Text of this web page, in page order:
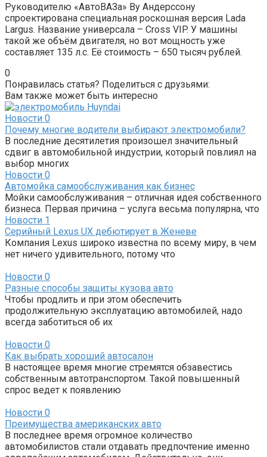
Руководителю «АвтоВАЗа» Ву Андерссону
спроектирована специальная роскошная версия Lada
Largus. Название универсала – Cross VIP. У машины
такой же объём двигателя, но вот мощность уже
составляет 135 л.с. Её стоимость – 650 тысяч рублей.
0
Понравилась статья? Поделиться с друзьями:
Вам также может быть интересно
Новости 0
Почему многие водители выбирают электромобили?
В последние десятилетия произошел значительный
сдвиг в автомобильной индустрии, который повлиял на
выбор многих
Новости 0
Автомойка самообслуживания как бизнес
Мойки самообслуживания – отличная идея собственного
бизнеса. Первая причина – услуга весьма популярна, что
Новости 1
Серийный Lexus UX дебютирует в Женеве
Компания Lexus широко известна по всему миру, в чем
нет ничего удивительного, потому что
Новости 0
Разные способы защиты кузова авто
Чтобы продлить и при этом обеспечить
продолжительную эксплуатацию автомобилей, надо
всегда заботиться об их
Новости 0
Как выбрать хороший автосалон
В настоящее время многие стремятся обзавестись
собственным автотранспортом. Такой повышенный
спрос ведет к появлению
Новости 0
Преимущества американских авто
В последнее время огромное количество
автомобилистов стали отдавать предпочтение именно